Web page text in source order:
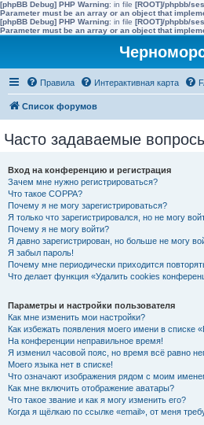
[phpBB Debug] PHP Warning: in file [ROOT]/phpbb/
Parameter must be an array or an object that
[phpBB Debug] PHP Warning: in file [ROOT]/phpbb/
Parameter must be an array or an object that
Правила Интерактивная карта
Список форумов
Часто задаваемые
Вход на конференцию и регистрация
Зачем мне нужно регистрироваться?
Что такое COPPA?
Почему я не могу зарегистрироваться?
Я только что зарегистрировался, но не могу
Почему я не могу войти?
Я давно зарегистрирован, но больше не могу
Я забыл пароль!
Почему мне периодически приходится
Что делает функция «Удалить cookies
Параметры и настройки пользователя
Как мне изменить мои настройки?
Как избежать появления моего имени в списке
На конференции неправильное время!
Я изменил часовой пояс, но время всё равно
Моего языка нет в списке!
Что означают изображения рядом с моим
Как мне включить отображение аватары?
Что такое звание и как я могу изменить его?
Когда я щёлкаю по ссылке «email», от меня